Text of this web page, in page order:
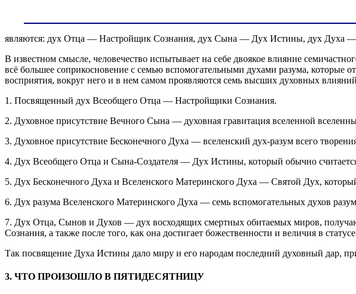
являются: дух Отца — Настройщик Сознания, дух Сына — Дух Истины, дух Духа
В известном смысле, человечество испытывает на себе двоякое влияние
всё большее соприкосновение с семью вспомогательными духами разума, которые
восприятия, вокруг него и в нем самом проявляются семь высших духовных
1. Посвященный дух Всеобщего Отца — Настройщики Сознания.
2. Духовное присутствие Вечного Сына — духовная гравитация вселенной
3. Духовное присутствие Бесконечного Духа — вселенский дух-разум всего
4. Дух Всеобщего Отца и Сына-Создателя — Дух Истины, который обычно
5. Дух Бесконечного Духа и Вселенского Материнского Духа — Святой Дух,
6. Дух разума Вселенского Материнского Духа — семь вспомогательных духов
7. Дух Отца, Сынов и Духов — дух восходящих смертных обитаемых миров,
Сознания, а также после того, как она достигает божественности и величия в
Так посвящение Духа Истины дало миру и его народам последний духовный дар,
3. ЧТО ПРОИЗОШЛО В ПЯТИДЕСЯТНИЦУ